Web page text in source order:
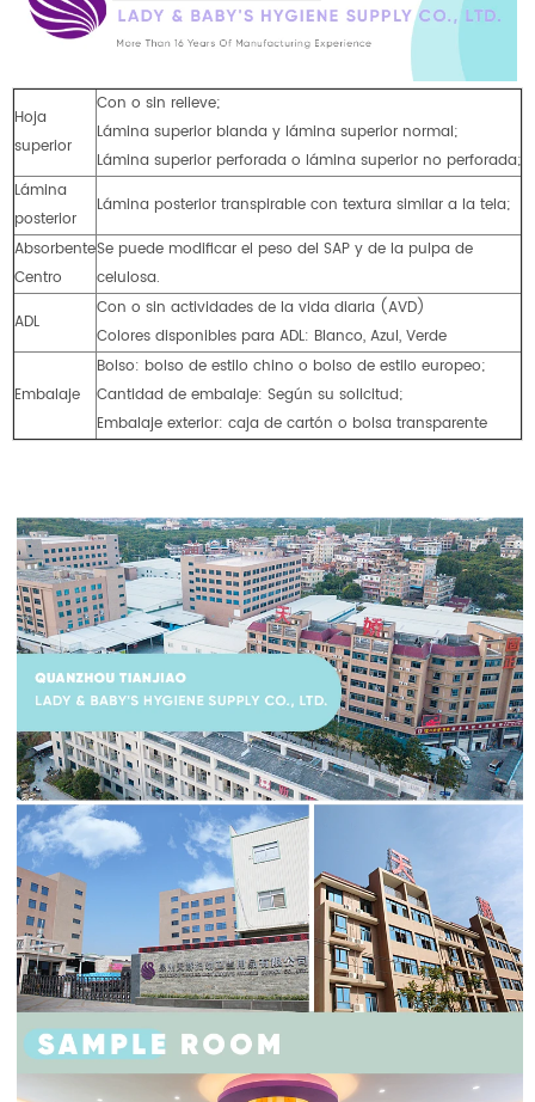
Hoja
superior
Con o sin relieve;
Lámina superior blanda y lámina superior normal;
Lámina superior perforada o lámina superior no perforada;
Lámina
posterior
Lámina posterior transpirable con textura similar a la tela;
Absorbente
Centro
Se puede modificar el peso del SAP y de la pulpa de
celulosa.
ADL
Con o sin actividades de la vida diaria (AVD)
Colores disponibles para ADL: Blanco, Azul, Verde
Embalaje
Bolso: bolso de estilo chino o bolso de estilo europeo;
Cantidad de embalaje: Según su solicitud;
Embalaje exterior: caja de cartón o bolsa transparente